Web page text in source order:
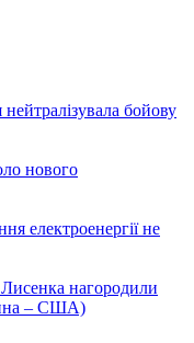
бойову
нового
електроенергії не
Лисенка нагородили
– США)